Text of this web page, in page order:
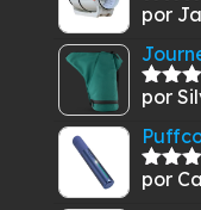
por
por
por